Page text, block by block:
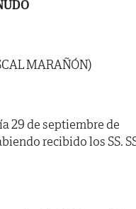
MARAÑÓN)
29 de septiembre de
recibido los SS.